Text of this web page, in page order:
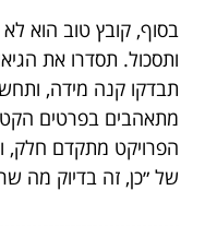
בסוף, קובץ טוב הוא
ותסכול. תסדרו את
תבדקו קנה מידה,
מתאהבים בפרטים
הפרויקט מתקדם
של ״כן, זה בדיוק מה